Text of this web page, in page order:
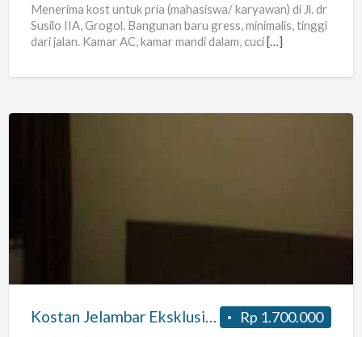
Menerima kost untuk pria (mahasiswa/ karyawan) di Jl. dr
Susilo IIA, Grogol. Bangunan baru gress, minimalis, tinggi
dari jalan. Kamar AC, kamar mandi dalam, cuci[…]
Ac
Hanya
Kamar
Rp 1.700.000
Kostan Jelambar Eksklusive Full Ac Murah Hanya 3 Kamar